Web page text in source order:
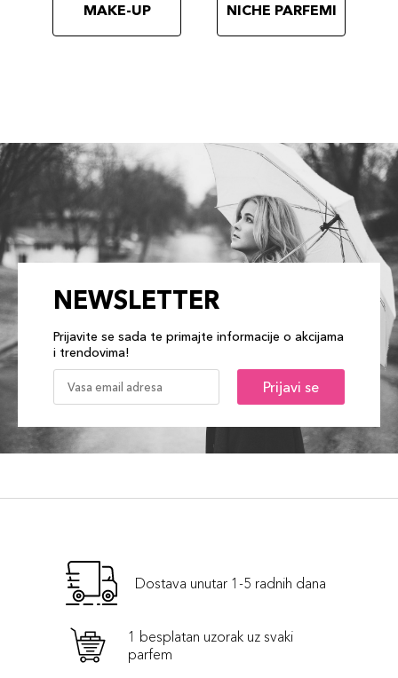
MAKE-UP NICHE PARFEMI
NEWSLETTER
Prijavite se sada te primajte informacije o akcijama
i trendovima!
Prijavi se
Dostava unutar 1-5 radnih dana
1 besplatan uzorak uz svaki
parfem